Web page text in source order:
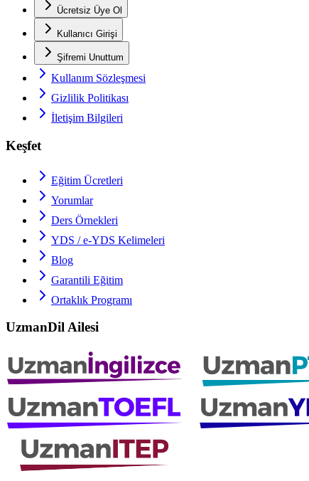
Ücretsiz Üye Ol
Kullanıcı Girişi
Şifremi Unuttum
Kullanım Sözleşmesi
Gizlilik Politikası
İletişim Bilgileri
Keşfet
Eğitim Ücretleri
Yorumlar
Ders Örnekleri
YDS / e-YDS Kelimeleri
Blog
Garantili Eğitim
Ortaklık Programı
UzmanDil Ailesi